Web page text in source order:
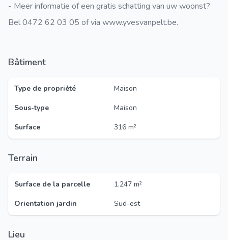
- Meer informatie of een gratis schatting van uw woonst?
Bel 0472 62 03 05 of via www.yvesvanpelt.be.
Bâtiment
Type de propriété
Maison
Sous-type
Maison
Surface
316 m²
Terrain
Surface de la parcelle
1.247 m²
Orientation jardin
Sud-est
Lieu